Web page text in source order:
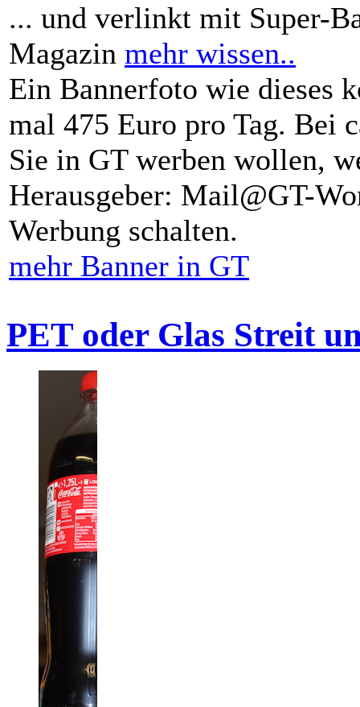
... und verlinkt mit Super-
Magazin mehr wissen..
Ein Bannerfoto wie dieses
mal 475 Euro pro Tag. Bei
Sie in GT werben wollen,
Herausgeber: Mail@GT-
Werbung schalten.
mehr Banner in GT
PET oder Glas Streit